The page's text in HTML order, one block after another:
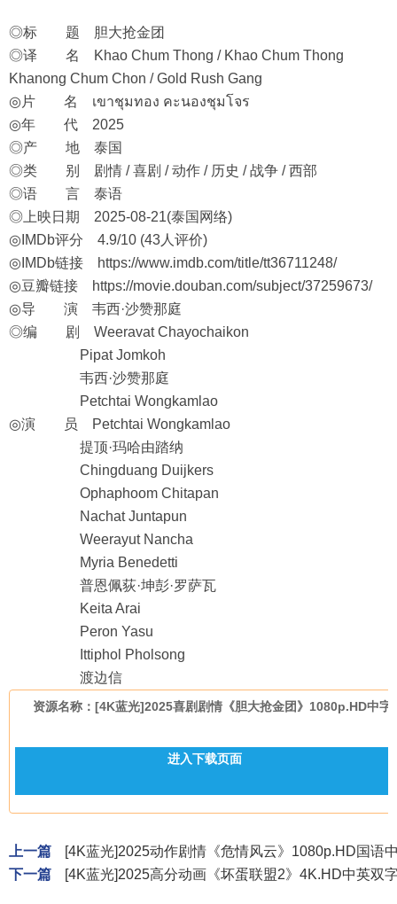
◎标 题 胆大抢金团
◎译 名 Khao Chum Thong / Khao Chum Thong
Khanong Chum Chon / Gold Rush Gang
◎片 名 เขาชุมทอง คะนองชุมโจร
◎年 代 2025
◎产 地 泰国
◎类 别 剧情 / 喜剧 / 动作 / 历史 / 战争 / 西部
◎语 言 泰语
◎上映日期 2025-08-21(泰国网络)
◎IMDb评分 4.9/10 (43人评价)
◎IMDb链接
https://www.imdb.com/title/tt36711248/
◎豆瓣链接
https://movie.douban.com/subject/37259673/
◎导 演 韦西·沙赞那庭
◎编 剧 Weeravat Chayochaikon
Pipat Jomkoh
韦西·沙赞那庭
Petchtai Wongkamlao
◎演 员 Petchtai Wongkamlao
提顶·玛哈由踏纳
Chingduang Duijkers
Ophaphoom Chitapan
Nachat Juntapun
Weerayut Nancha
Myria Benedetti
普恩佩荻·坤彭·罗萨瓦
Keita Arai
Peron Yasu
Ittiphol Pholsong
渡边信
资源名称：[4K蓝光]2025喜剧剧情《胆大抢金团》1080p.HD中字
进入下载页面
上一篇
[4K蓝光]2025动作剧情《危情风云》1080p.HD国语
下一篇
[4K蓝光]2025高分动画《坏蛋联盟2》4K.HD中英双